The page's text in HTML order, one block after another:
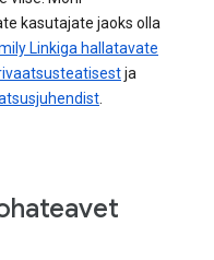
kasutajate jaoks olla
Linkiga hallatavate
ja